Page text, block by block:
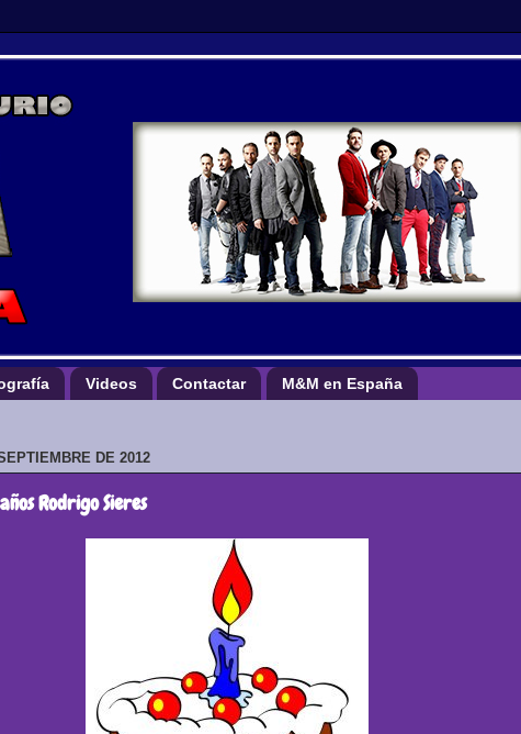
Videos Contactar M&M en España
DE 2012
Rodrigo Sieres